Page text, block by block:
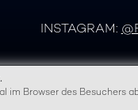
Browser des
INSTAGRAM: